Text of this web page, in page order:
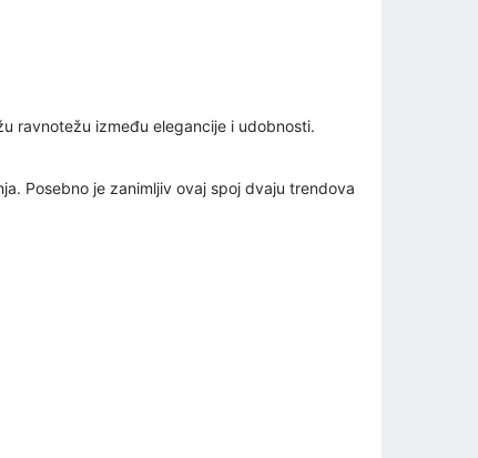
ravnotežu između elegancije i udobnosti.
Posebno je zanimljiv ovaj spoj dvaju trendova